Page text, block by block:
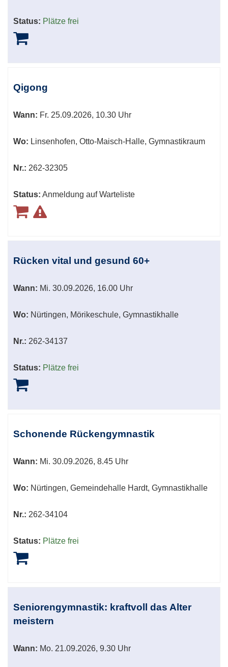
Status: Plätze frei
Qigong
Wann: Fr. 25.09.2026, 10.30 Uhr
Wo: Linsenhofen, Otto-Maisch-Halle, Gymnastikraum
Nr.: 262-32305
Status: Anmeldung auf Warteliste
Rücken vital und gesund 60+
Wann: Mi. 30.09.2026, 16.00 Uhr
Wo: Nürtingen, Mörikeschule, Gymnastikhalle
Nr.: 262-34137
Status: Plätze frei
Schonende Rückengymnastik
Wann: Mi. 30.09.2026, 8.45 Uhr
Wo: Nürtingen, Gemeindehalle Hardt, Gymnastikhalle
Nr.: 262-34104
Status: Plätze frei
Seniorengymnastik: kraftvoll das Alter
meistern
Wann: Mo. 21.09.2026, 9.30 Uhr